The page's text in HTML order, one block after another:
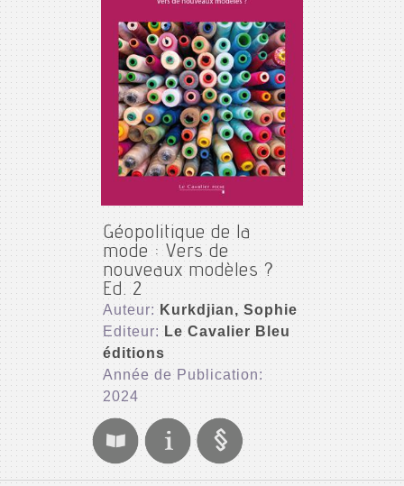
Géopolitique de la
mode : Vers de
nouveaux modèles ?
Ed. 2
Auteur: Kurkdjian, Sophie
Editeur: Le Cavalier Bleu
éditions
Année de Publication:
2024